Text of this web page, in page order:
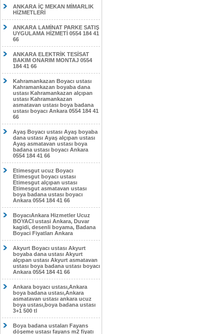
ANKARA İÇ MEKAN MİMARLIK
HİZMETLERİ
ANKARA LAMİNAT PARKE SATIŞ
UYGULAMA HİZMETİ 0554 184 41
66
ANKARA ELEKTRİK TESİSAT
BAKIM ONARIM MONTAJ 0554
184 41 66
Kahramankazan Boyacı ustası
Kahramankazan boyaba dana
ustası Kahramankazan alçıpan
ustası Kahramankazan
asmatavan ustası boya badana
ustası boyacı Ankara 0554 184 41
66
Ayaş Boyacı ustası Ayaş boyaba
dana ustası Ayaş alçıpan ustası
Ayaş asmatavan ustası boya
badana ustası boyacı Ankara
0554 184 41 66
Etimesgut ucuz Boyacı
Etimesgut boyacı ustası
Etimesgut alçıpan ustası
Etimesgut asmatavan ustası
boya badana ustası boyacı
Ankara 0554 184 41 66
BoyacıAnkara Hizmetler Ucuz
BOYACI ustasi Ankara, Duvar
kagidi, desenli boyama, Badana
Boyaci Fiyatları Ankara
Akyurt Boyacı ustası Akyurt
boyaba dana ustası Akyurt
alçıpan ustası Akyurt asmatavan
ustası boya badana ustası boyacı
Ankara 0554 184 41 66
Ankara boyacı ustası,Ankara
boya badana ustası,Ankara
asmatavan ustası ankara ucuz
boya ustası,boya badana ustası
3+1 500 tl
Boya badana ustaları Fayans
döşeme ustası fayans m2 fiyatı